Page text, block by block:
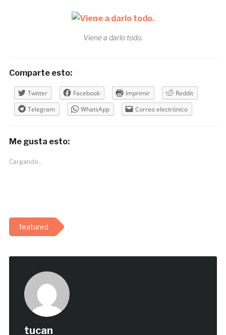
Viene a darlo todo.
Comparte esto:
Twitter Facebook Imprimir
Reddit
Telegram
WhatsApp Correo electrónico
Me gusta esto:
Cargando...
featured
tucan